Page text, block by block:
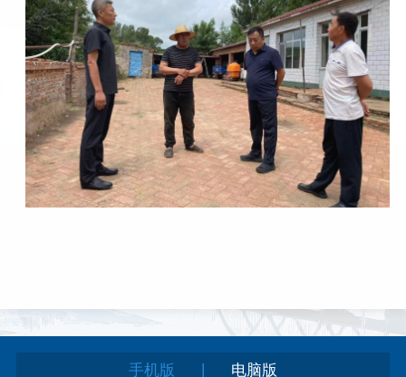
手机版 电脑版